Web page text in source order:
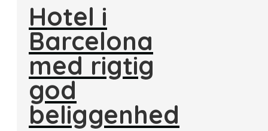
Hotel i
Barcelona
med rigtig
god
beliggenhed